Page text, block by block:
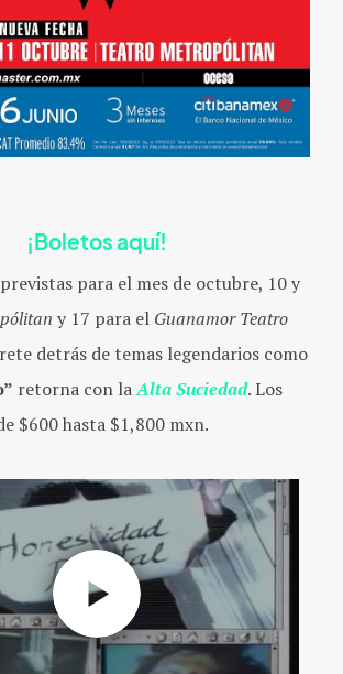
¡Boletos aquí!
para el mes de octubre, 10 y
y 17 para el Guanamor Teatro
detrás de temas legendarios como
retorna con laAlta Suciedad. Los
$600 hasta $1,800 mxn.